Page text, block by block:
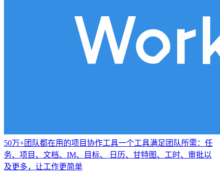
50万+团队都在用的项目协作工具一个工具满足团队所需：任
务、项目、文档、IM、目标、 日历、甘特图、工时、审批以
及更多，让工作更简单